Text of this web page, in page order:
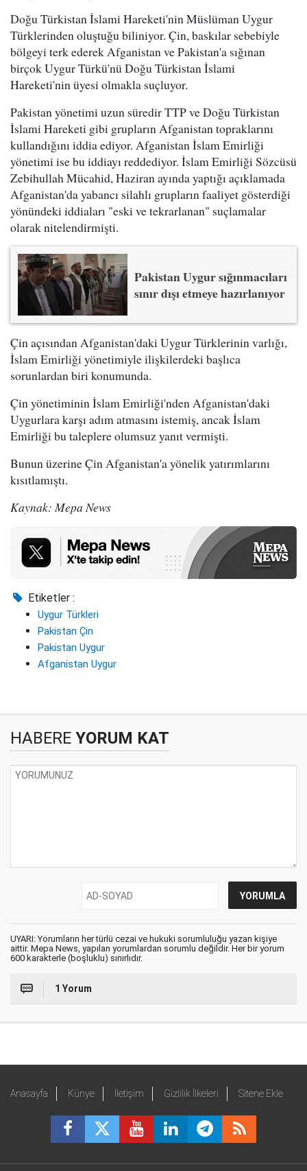
Doğu Türkistan İslami Hareketi'nin Müslüman Uygur
Türklerinden oluştuğu biliniyor. Çin, baskılar sebebiyle
bölgeyi terk ederek Afganistan ve Pakistan'a sığınan
birçok Uygur Türkü'nü Doğu Türkistan İslami
Hareketi'nin üyesi olmakla suçluyor.
Pakistan yönetimi uzun süredir TTP ve Doğu Türkistan
İslami Hareketi gibi grupların Afganistan topraklarını
kullandığını iddia ediyor. Afganistan İslam Emirliği
yönetimi ise bu iddiayı reddediyor. İslam Emirliği Sözcüsü
Zebihullah Mücahid, Haziran ayında yaptığı açıklamada
Afganistan'da yabancı silahlı grupların faaliyet gösterdiği
yönündeki iddiaları "eski ve tekrarlanan" suçlamalar
olarak nitelendirmişti.
Pakistan Uygur sığınmacıları
sınır dışı etmeye hazırlanıyor
Çin açısından Afganistan'daki Uygur Türklerinin varlığı,
İslam Emirliği yönetimiyle ilişkilerdeki başlıca
sorunlardan biri konumunda.
Çin yönetiminin İslam Emirliği'nden Afganistan'daki
Uygurlara karşı adım atmasını istemiş, ancak İslam
Emirliği bu taleplere olumsuz yanıt vermişti.
Bunun üzerine Çin Afganistan'a yönelik yatırımlarını
kısıtlamıştı.
Kaynak: Mepa News
Etiketler :
Uygur Türkleri
Pakistan Çin
Pakistan Uygur
Afganistan Uygur
HABERE YORUM KAT
UYARI: Yorumların her türlü cezai ve hukuki sorumluluğu yazan kişiye
aittir. Mepa News, yapılan yorumlardan sorumlu değildir. Her bir yorum
600 karakterle (boşluklu) sınırlıdır.
1 Yorum
Anasayfa Künye İletişim Gizlilik İlkeleri Sitene Ekle